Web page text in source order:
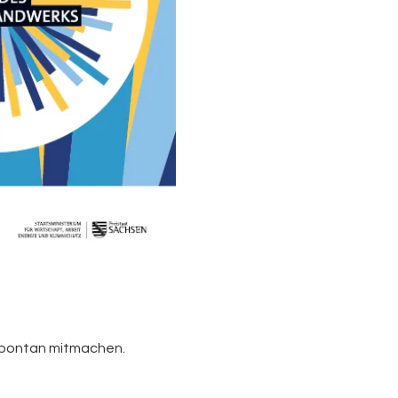
mitmachen.